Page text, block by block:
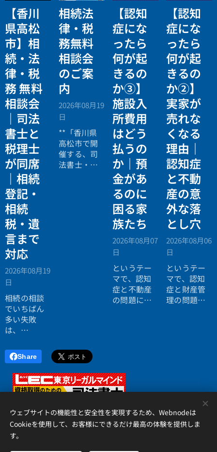
【香川
県高松
市】相
続・法
律・税
務 無料
相談会
｜司法
書士と
税理士
が同席
｜相続
登記・
相続
税・遺
言まで
対応
2026年08月19
日
相続の相談
でいちばん
多い失敗
は、
行ったら登
記の話がで
きず、司法
書士に行っ
たら税金が
い」ことで
す。
相続法
律・税
務無料
相談会
のご案
内
2026年08月19
日
**「香川県
高松市で開
催する、司
法書士・税
【認知
症にな
ったら
何が起
きるの
か③】
施設入
所費用
はどう
払うの
か｜預
金があ
るのに
困る家
族たち
2026年08月07
日
というテー
マで、認知
症と不動産
の問題につ
【認知
症にな
ったら
何が起
きるの
か②】
実家が
売れな
くなる
理由｜
認知症
と不動
産の意
外な落
とし穴
2026年08月06
日
というテー
マで、認知
症と財産管
理の問題に
Share
アイリス国際司法書士・行政書士事務所、 香川県高松市錦町２丁
目１３番７号 松岡ビル２Ｆ 、087-873-2653
ウェブサイトの機能性と安全性を実現するため、Webnodeは
Cookieを使用して、お客様にできるだけ最高の体験を提供しま
す。